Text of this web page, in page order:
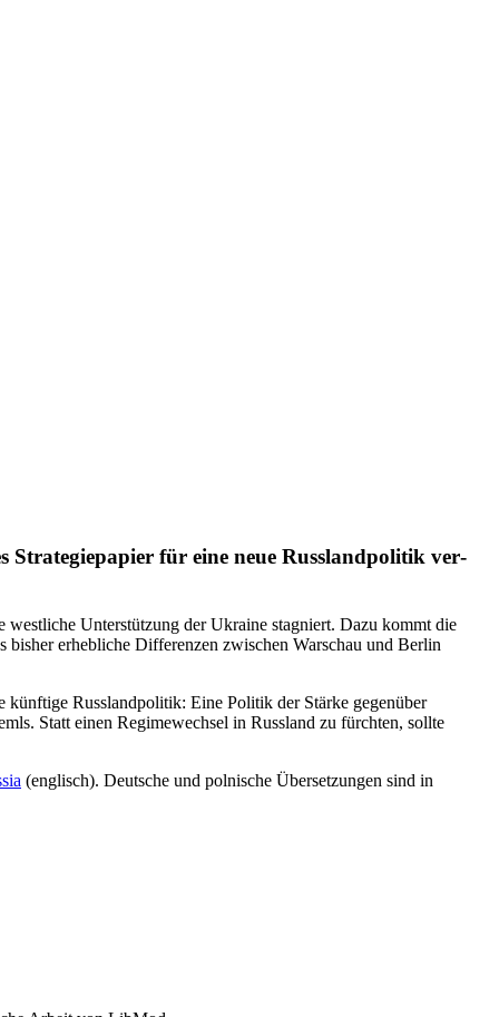
Stra­te­gie­pa­pier für eine neue Russ­land­po­li­tik ver­
west­li­che Unter­stüt­zung der Ukraine sta­gniert. Dazu kommt die
erheb­li­che Dif­fe­ren­zen zwi­schen War­schau und Berlin
Russ­land­po­li­tik: Eine Politik der Stärke gegen­über
Statt einen Regime­wech­sel in Russ­land zu fürch­ten, sollte
(englisch). Deut­sche und polnische Über­set­zungen sind in